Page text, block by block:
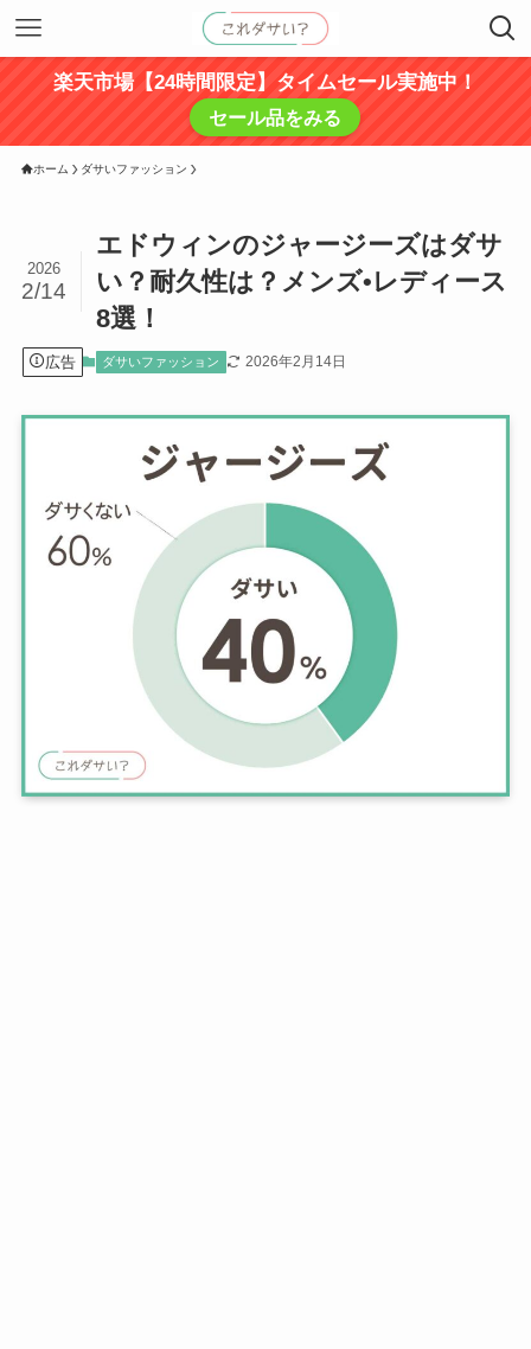
楽天市場【24時間限定】タイムセール実施中！
セール品をみる
ホーム ダサいファッション
エドウィンのジャージーズはダサ
い？耐久性は？メンズ•レディース
8選！
2026
2/14
広告 ダサいファッション 2026年2月14日